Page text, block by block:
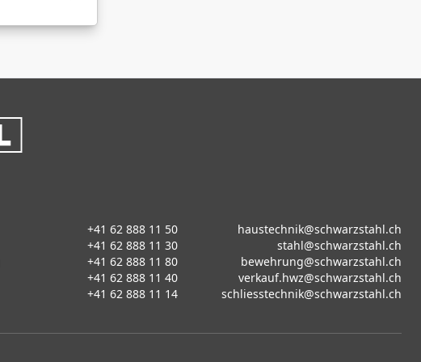
+41 62 888 11 50
haustechnik@schwarzstahl.ch
+41 62 888 11 30
stahl@schwarzstahl.ch
+41 62 888 11 80
bewehrung@schwarzstahl.ch
+41 62 888 11 40
verkauf.hwz@schwarzstahl.ch
+41 62 888 11 14 schliesstechnik@schwarzstahl.ch